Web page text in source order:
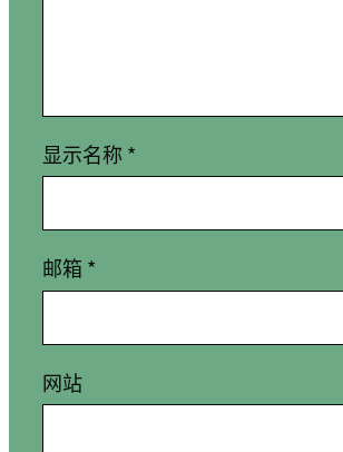
显示名称 *
邮箱 *
网站